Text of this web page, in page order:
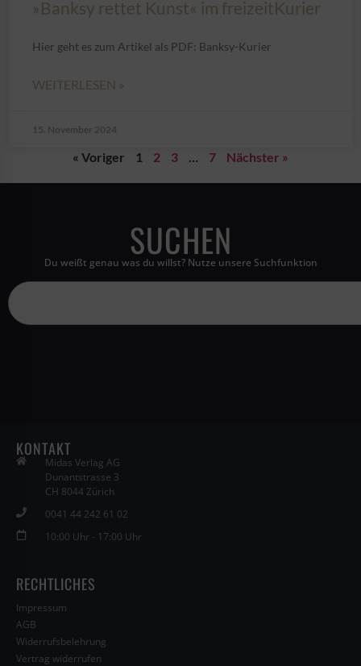
»Banksy rettet Kunst« im freizeitKurier
Hier geht es zum Artikel als PDF: Banksy-Kurier
WEITERLESEN »
15. November 2024
« Voriger 1 2 3 7 Nächster »
SUCHEN
Du weißt genau was du willst? Nutze unsere Suchfunktion
KONTAKT
Midas Verlag AG
Dunantstrasse 3
CH 8044 Zürich
0041 44 242 61 02
10:00 Uhr - 17:00 Uhr
RECHTLICHES
Impressum
AGB
Widerrufsbelehrung
Vertrag widerrufen